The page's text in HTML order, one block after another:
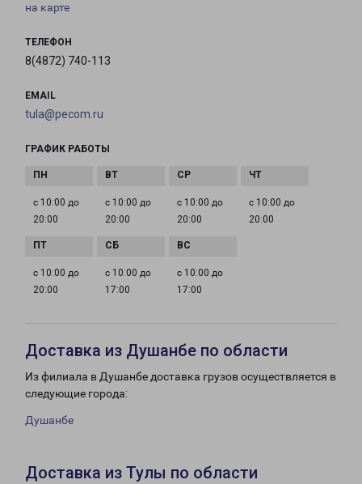
на карте
ТЕЛЕФОН
8(4872) 740-113
EMAIL
tula@pecom.ru
ГРАФИК РАБОТЫ
с 10:00 до
20:00
с 10:00 до
20:00
с 10:00 до
20:00
с 10:00 до
20:00
с 10:00 до
20:00
с 10:00 до
17:00
с 10:00 до
17:00
Доставка из Душанбе по области
Из филиала в Душанбе доставка грузов осуществляется в
следующие города:
Душанбе
Доставка из Тулы по области